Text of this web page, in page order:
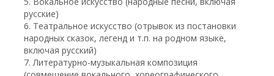
русские)
6. Театральное искусство (отрывок из постановки
народных сказок, легенд и т.п. на родном языке,
включая русский)
7. Литературно-музыкальная композиция